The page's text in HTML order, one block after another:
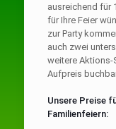
ausreichend für
für Ihre Feier
zur Party
auch zwei
weitere Aktions-
Aufpreis
Unsere Preise
Familienfeiern: